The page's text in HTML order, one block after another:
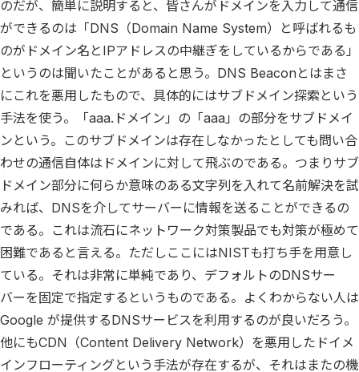
のだが、簡単に説明すると、皆さんがドメインを入力して通信
ができるのは「DNS（Domain Name System）と呼ばれるも
のがドメイン名とIPアドレスの中継ぎをしているからである」
というのは聞いたことがあると思う。DNS Beaconとはまさ
にこれを悪用したもので、具体的にはサブドメイン探索という
手法を使う。「aaa.ドメイン」の「aaa」の部分をサブドメイ
ンという。このサブドメインは存在しなかったとしても問い合
わせの通信自体はドメインに対して飛ぶのである。つまりサブ
ドメイン部分に何らか意味のある文字列を入れて名前解決を試
みれば、DNSを介してサーバーに情報を送ることができるの
である。これは流石にネットワーク対策製品でも対策が極めて
困難であると言える。ただしここにはNISTも打ち手を用意し
ている。それは非常に単純であり、デフォルトのDNSサー
バーを固定で指定するというものである。よくわからない人は
Google が提供するDNSサービスを利用するのが良いだろう。
他にもCDN（Content Delivery Network）を悪用したドイメ
インフローティングという手法が存在するが、それはまたの機